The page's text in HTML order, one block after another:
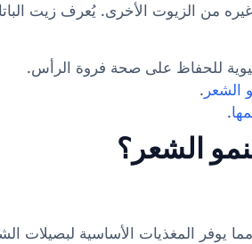
من الزيوت الأخرى. يُعرف زيت
للحفاظ على صحة فروة الرأس.
الشعر .
.
الشعر؟
مما يوفر المغذيات الأساسية لبصيلات